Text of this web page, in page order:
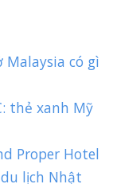
Malaysia có gì
thẻ xanh Mỹ
Proper Hotel
lịch Nhật